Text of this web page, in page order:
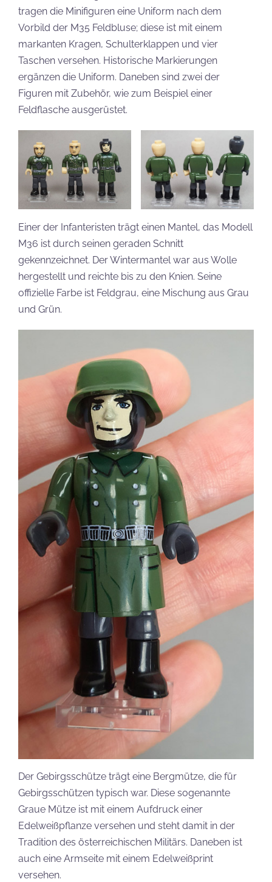
tragen die Minifiguren eine Uniform nach dem
Vorbild der M35 Feldbluse; diese ist mit einem
markanten Kragen, Schulterklappen und vier
Taschen versehen. Historische Markierungen
ergänzen die Uniform. Daneben sind zwei der
Figuren mit Zubehör, wie zum Beispiel einer
Feldflasche ausgerüstet.
Einer der Infanteristen trägt einen Mantel, das Modell
M36 ist durch seinen geraden Schnitt
gekennzeichnet. Der Wintermantel war aus Wolle
hergestellt und reichte bis zu den Knien. Seine
offizielle Farbe ist Feldgrau, eine Mischung aus Grau
und Grün.
Der Gebirgsschütze trägt eine Bergmütze, die für
Gebirgsschützen typisch war. Diese sogenannte
Graue Mütze ist mit einem Aufdruck einer
Edelweißpflanze versehen und steht damit in der
Tradition des österreichischen Militärs. Daneben ist
auch eine Armseite mit einem Edelweißprint
versehen.